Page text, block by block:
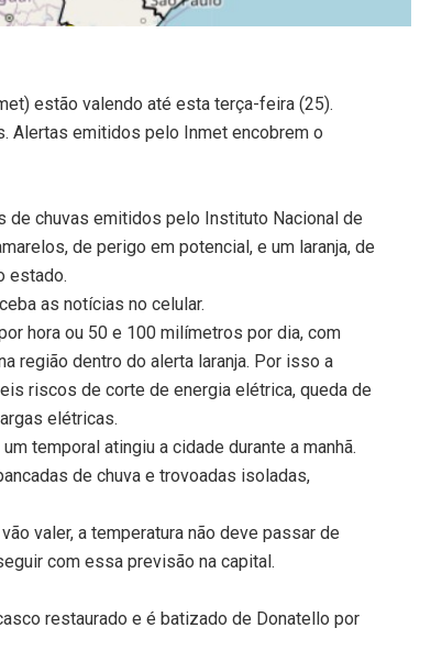
estão valendo até esta terça-feira (25).
Alertas emitidos pelo Inmet encobrem o
de chuvas emitidos pelo Instituto Nacional de
de perigo em potencial, e um laranja, de
estado.
as notícias no celular.
hora ou 50 e 100 milímetros por dia, com
região dentro do alerta laranja. Por isso a
riscos de corte de energia elétrica, queda de
elétricas.
temporal atingiu a cidade durante a manhã.
de chuva e trovoadas isoladas,
valer, a temperatura não deve passar de
com essa previsão na capital.
restaurado e é batizado de Donatello por